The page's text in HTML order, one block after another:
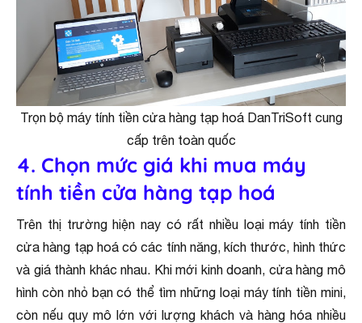
Trọn bộ máy tính tiền cửa hàng tạp hoá DanTriSoft cung
cấp trên toàn quốc
4. Chọn mức giá khi mua máy
tính tiền cửa hàng tạp hoá
Trên thị trường hiện nay có rất nhiều loại máy tính tiền
cửa hàng tạp hoá có các tính năng, kích thước, hình thức
và giá thành khác nhau. Khi mới kinh doanh, cửa hàng mô
hình còn nhỏ bạn có thể tìm những loại máy tính tiền mini,
còn nếu quy mô lớn với lượng khách và hàng hóa nhiều